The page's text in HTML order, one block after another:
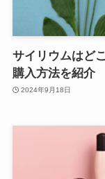
サイリウムはど
購入方法を紹介
2024年9月18日